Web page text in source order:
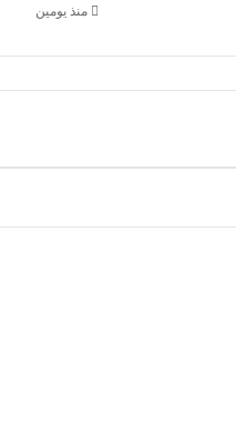
منذ يومين